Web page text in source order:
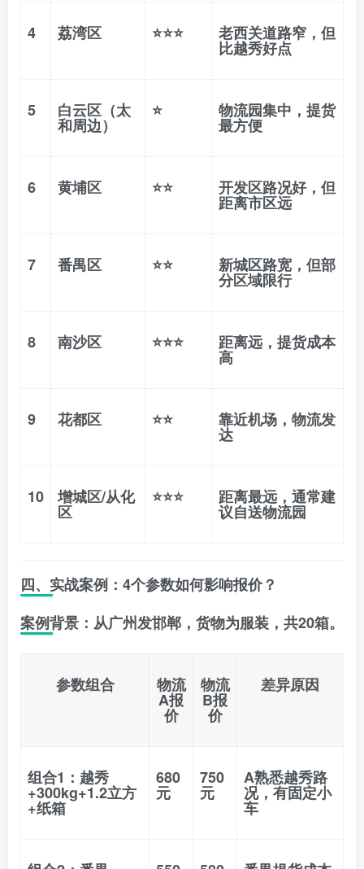
4 荔湾区 ⭐⭐⭐ 老西关道路窄，但
比越秀好点
5 白云区（太
和周边）
⭐ 物流园集中，提货
最方便
6 黄埔区 ⭐⭐ 开发区路况好，但
距离市区远
7 番禺区 ⭐⭐ 新城区路宽，但部
分区域限行
8 南沙区 ⭐⭐⭐ 距离远，提货成本
高
9 花都区 ⭐⭐ 靠近机场，物流发
达
10 增城区/从化
区
⭐⭐⭐ 距离最远，通常建
议自送物流园
四、实战案例：4个参数如何影响报价？
案例背景 ：从广州发邯郸，货物为服装，共20箱。
参数组合 物流
A报
价
物流
B报
价
差异原因
组合1 ：越秀
+300kg+1.2立方
+纸箱
680
元
750
元
A熟悉越秀路
况，有固定小
车